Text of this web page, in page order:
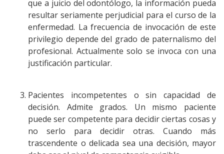
que a juicio del odontólogo, la información pueda
resultar seriamente perjudicial para el curso de la
enfermedad. La frecuencia de invocación de este
privilegio depende del grado de paternalismo del
profesional. Actualmente solo se invoca con una
justificación particular.
Pacientes incompetentes o sin capacidad de
decisión. Admite grados. Un mismo paciente
puede ser competente para decidir ciertas cosas y
no serlo para decidir otras. Cuando más
trascendente o delicada sea una decisión, mayor